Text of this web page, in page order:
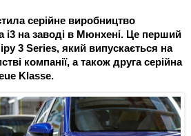
серійне виробництво
i3 на заводі в Мюнхені. Це перший
3 Series, який випускається на
компанії, а також друга серійна
Klasse.